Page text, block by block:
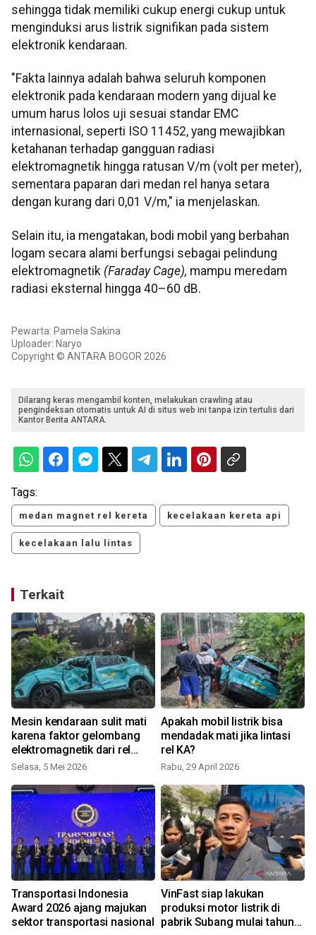
sehingga tidak memiliki cukup energi cukup untuk
menginduksi arus listrik signifikan pada sistem
elektronik kendaraan.
"Fakta lainnya adalah bahwa seluruh komponen
elektronik pada kendaraan modern yang dijual ke
umum harus lolos uji sesuai standar EMC
internasional, seperti ISO 11452, yang mewajibkan
ketahanan terhadap gangguan radiasi
elektromagnetik hingga ratusan V/m (volt per meter),
sementara paparan dari medan rel hanya setara
dengan kurang dari 0,01 V/m," ia menjelaskan.
Selain itu, ia mengatakan, bodi mobil yang berbahan
logam secara alami berfungsi sebagai pelindung
elektromagnetik (Faraday Cage), mampu meredam
radiasi eksternal hingga 40–60 dB.
Pewarta: Pamela Sakina
Uploader: Naryo
Copyright © ANTARA BOGOR 2026
Dilarang keras mengambil konten, melakukan crawling atau
pengindeksan otomatis untuk AI di situs web ini tanpa izin tertulis dari
Kantor Berita ANTARA.
Tags:
medan magnet rel kereta kecelakaan kereta api
kecelakaan lalu lintas
Terkait
Mesin kendaraan sulit mati
karena faktor gelombang
elektromagnetik dari rel
kereta
Selasa, 5 Mei 2026
Apakah mobil listrik bisa
mendadak mati jika lintasi
rel KA?
Rabu, 29 April 2026
Transportasi Indonesia
Award 2026 ajang majukan
sektor transportasi nasional
VinFast siap lakukan
produksi motor listrik di
pabrik Subang mulai tahun